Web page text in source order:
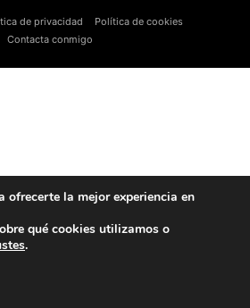
de privacidad
Política de cookies
Contacta conmigo
ofrecerte la mejor experiencia en
qué cookies utilizamos o
.